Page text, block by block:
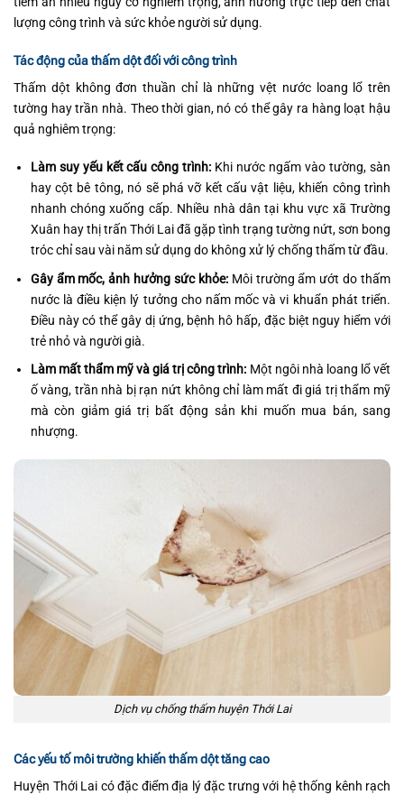
lượng công trình và sức khỏe người sử dụng.
Tác động của thấm dột đối với công trình
Thấm dột không đơn thuần chỉ là những vệt nước loang lổ trên
tường hay trần nhà. Theo thời gian, nó có thể gây ra hàng loạt hậu
quả nghiêm trọng:
Làm suy yếu kết cấu công trình: Khi nước ngấm vào tường, sàn
hay cột bê tông, nó sẽ phá vỡ kết cấu vật liệu, khiến công trình
nhanh chóng xuống cấp. Nhiều nhà dân tại khu vực xã Trường
Xuân hay thị trấn Thới Lai đã gặp tình trạng tường nứt, sơn bong
tróc chỉ sau vài năm sử dụng do không xử lý chống thấm từ đầu.
Gây ẩm mốc, ảnh hưởng sức khỏe:Môi trường ẩm ướt do thấm
nước là điều kiện lý tưởng cho nấm mốc và vi khuẩn phát triển.
Điều này có thể gây dị ứng, bệnh hô hấp, đặc biệt nguy hiểm với
trẻ nhỏ và người già.
Làm mất thẩm mỹ và giá trị công trình: Một ngôi nhà loang lổ vết
ố vàng, trần nhà bị rạn nứt không chỉ làm mất đi giá trị thẩm mỹ
mà còn giảm giá trị bất động sản khi muốn mua bán, sang
nhượng.
Dịch vụ chống thấm huyện Thới Lai
Các yếu tố môi trường khiến thấm dột tăng cao
Huyện Thới Lai có đặc điểm địa lý đặc trưng với hệ thống kênh rạch